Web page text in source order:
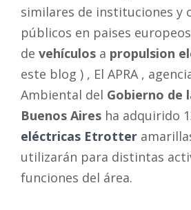
similares de instituciones y
públicos en paises
devehículos a propulsion
este blog ) , El APRA ,
Ambiental del Gobierno de
Buenos Aires ha adquirido
eléctricas Etrotter
utilizarán para distintas
funciones del área.